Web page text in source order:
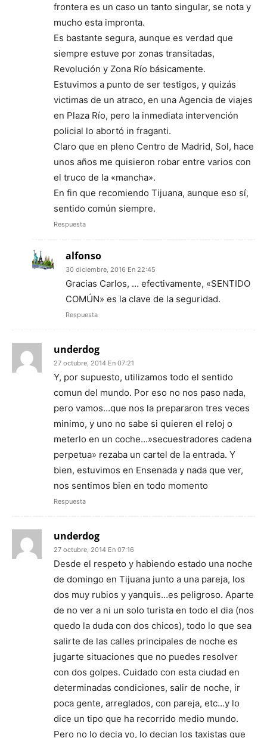
frontera es un caso un tanto singular, se nota y
mucho esta impronta.
Es bastante segura, aunque es verdad que
siempre estuve por zonas transitadas,
Revolución y Zona Río básicamente.
Estuvimos a punto de ser testigos, y quizás
victimas de un atraco, en una Agencia de viajes
en Plaza Río, pero la inmediata intervención
policial lo abortó in fraganti.
Claro que en pleno Centro de Madrid, Sol, hace
unos años me quisieron robar entre varios con
el truco de la «mancha».
En fin que recomiendo Tijuana, aunque eso sí,
sentido común siempre.
Respuesta
alfonso
30 diciembre, 2016 En 22:45
Gracias Carlos, … efectivamente, «SENTIDO
COMÚN» es la clave de la seguridad.
Respuesta
underdog
27 octubre, 2014 En 07:21
Y, por supuesto, utilizamos todo el sentido
comun del mundo. Por eso no nos paso nada,
pero vamos…que nos la prepararon tres veces
minimo, y uno no sabe si quieren el reloj o
meterlo en un coche…»secuestradores cadena
perpetua» rezaba un cartel de la entrada. Y
bien, estuvimos en Ensenada y nada que ver,
nos sentimos bien en todo momento
Respuesta
underdog
27 octubre, 2014 En 07:16
Desde el respeto y habiendo estado una noche
de domingo en Tijuana junto a una pareja, los
dos muy rubios y yanquis…es peligroso. Aparte
de no ver a ni un solo turista en todo el dia (nos
quedo la duda con dos chicos), todo lo que sea
salirte de las calles principales de noche es
jugarte situaciones que no puedes resolver
con dos golpes. Cuidado con esta ciudad en
determinadas condiciones, salir de noche, ir
poca gente, arreglados, con pareja, etc…y lo
dice un tipo que ha recorrido medio mundo.
Pero no lo decia yo, lo decian los taxistas que